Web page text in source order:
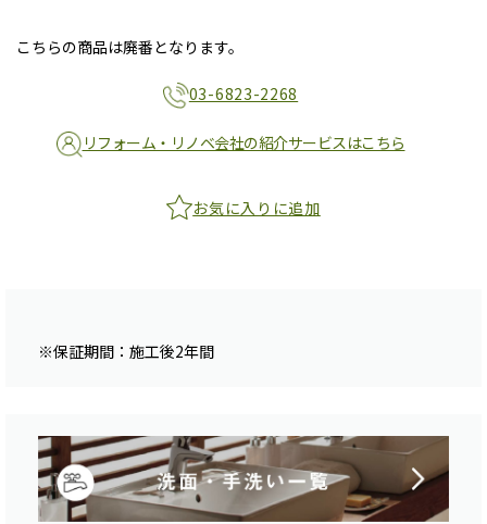
こちらの商品は廃番となります。
03-6823-2268
リフォーム・リノベ会社の紹介サービスはこちら
お気に入りに追加
※保証期間：施工後2年間